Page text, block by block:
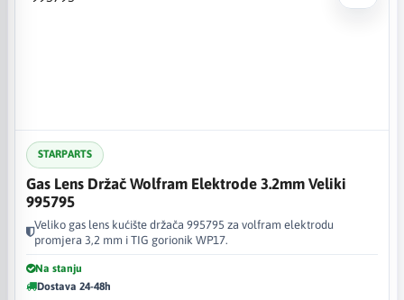
STARPARTS
Gas Lens Držač Wolfram Elektrode 3.2mm Veliki
995795
Veliko gas lens kućište držača 995795 za volfram elektrodu
promjera 3,2 mm i TIG gorionik WP17.
Na stanju
Dostava 24-48h